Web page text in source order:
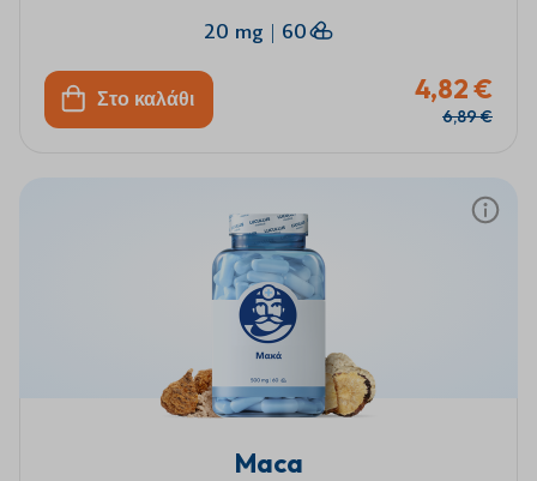
20 mg | 60
Στο καλάθι 4,82 €
6,89 €
Maca